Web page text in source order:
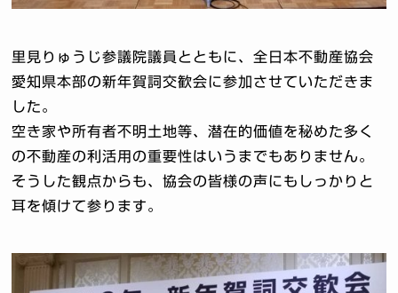
里見りゅうじ参議院議員とともに、全日本不動産協会
愛知県本部の新年賀詞交歓会に参加させていただきま
した。
空き家や所有者不明土地等、潜在的価値を秘めた多く
の不動産の利活用の重要性はいうまでもありません。
そうした観点からも、協会の皆様の声にもしっかりと
耳を傾けて参ります。